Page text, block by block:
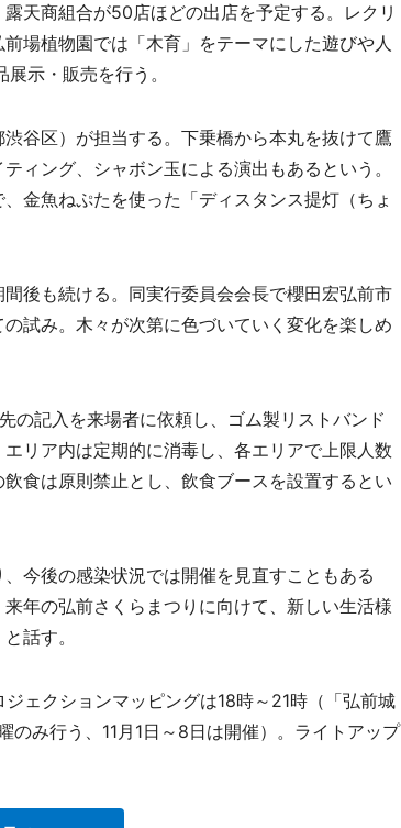
天商組合が50店ほどの出店を予定する。レクリ
場植物園では「木育」をテーマにした遊びや人
示・販売を行う。
谷区）が担当する。下乗橋から本丸を抜けて鷹
ィング、シャボン玉による演出もあるという。
金魚ねぷたを使った「ディスタンス提灯（ちょ
後も続ける。同実行委員会会長で櫻田宏弘前市
試み。木々が次第に色づいていく変化を楽しめ
記入を来場者に依頼し、ゴム製リストバンド
リア内は定期的に消毒し、各エリアで上限人数
食は原則禁止とし、飲食ブースを設置するとい
今後の感染状況では開催を見直すこともある
年の弘前さくらまつりに向けて、新しい生活様
話す。
ェクションマッピングは18時～21時（「弘前城
み行う、11月1日～8日は開催）。ライトアップ